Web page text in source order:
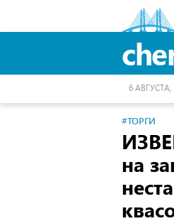
6 АВГУСТА,
#ТОРГИ
на